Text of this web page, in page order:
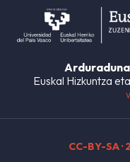
Euskal Hizkuntza
CC-BY-SA·